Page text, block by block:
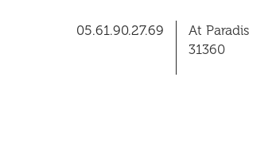
05.61.90.27.69
At Paradis
31360